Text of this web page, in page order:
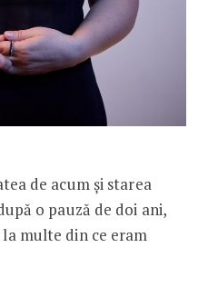
de acum și starea
o pauză de doi ani,
multe din ce eram